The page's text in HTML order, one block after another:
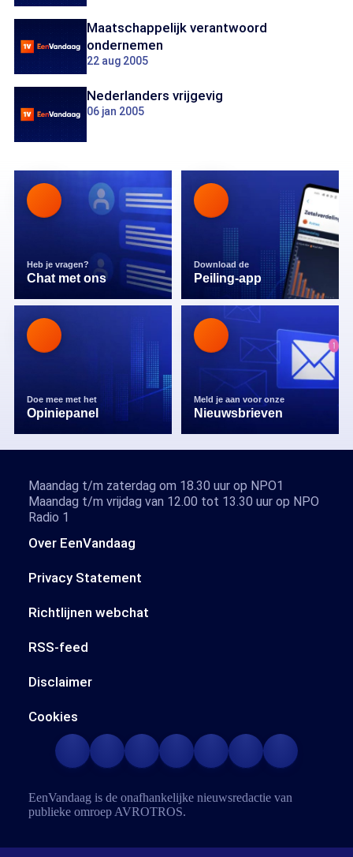
Maatschappelijk verantwoord
ondernemen
22 aug 2005
Nederlanders vrijgevig
06 jan 2005
Heb je vragen?
Chat met ons
Download de
Peiling-app
Doe mee met het
Opiniepanel
Meld je aan voor onze
Nieuwsbrieven
Over EenVandaag
Privacy Statement
Richtlijnen webchat
RSS-feed
Disclaimer
Cookies
Maandag t/m zaterdag om 18.30 uur op NPO1
Maandag t/m vrijdag van 12.00 tot 13.30 uur op NPO
Radio 1
EenVandaag is de onafhankelijke nieuwsredactie van
publieke omroep AVROTROS.